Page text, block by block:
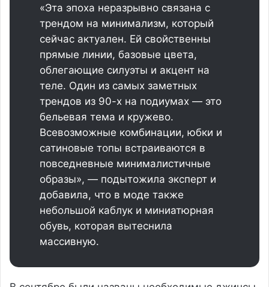
«Эта эпоха неразрывно связана с
трендом на минимализм, который
сейчас актуален. Ей свойственны
прямые линии, базовые цвета,
облегающие силуэты и акцент на
теле. Один из самых заметных
трендов из 90-х на подиумах — это
бельевая тема и кружево.
Всевозможные комбинации, юбки и
сатиновые топы встраиваются в
повседневные минималистичные
образы», — подытожила эксперт и
добавила, что в моде также
небольшой каблук и миниатюрная
обувь, которая вытеснила
массивную.